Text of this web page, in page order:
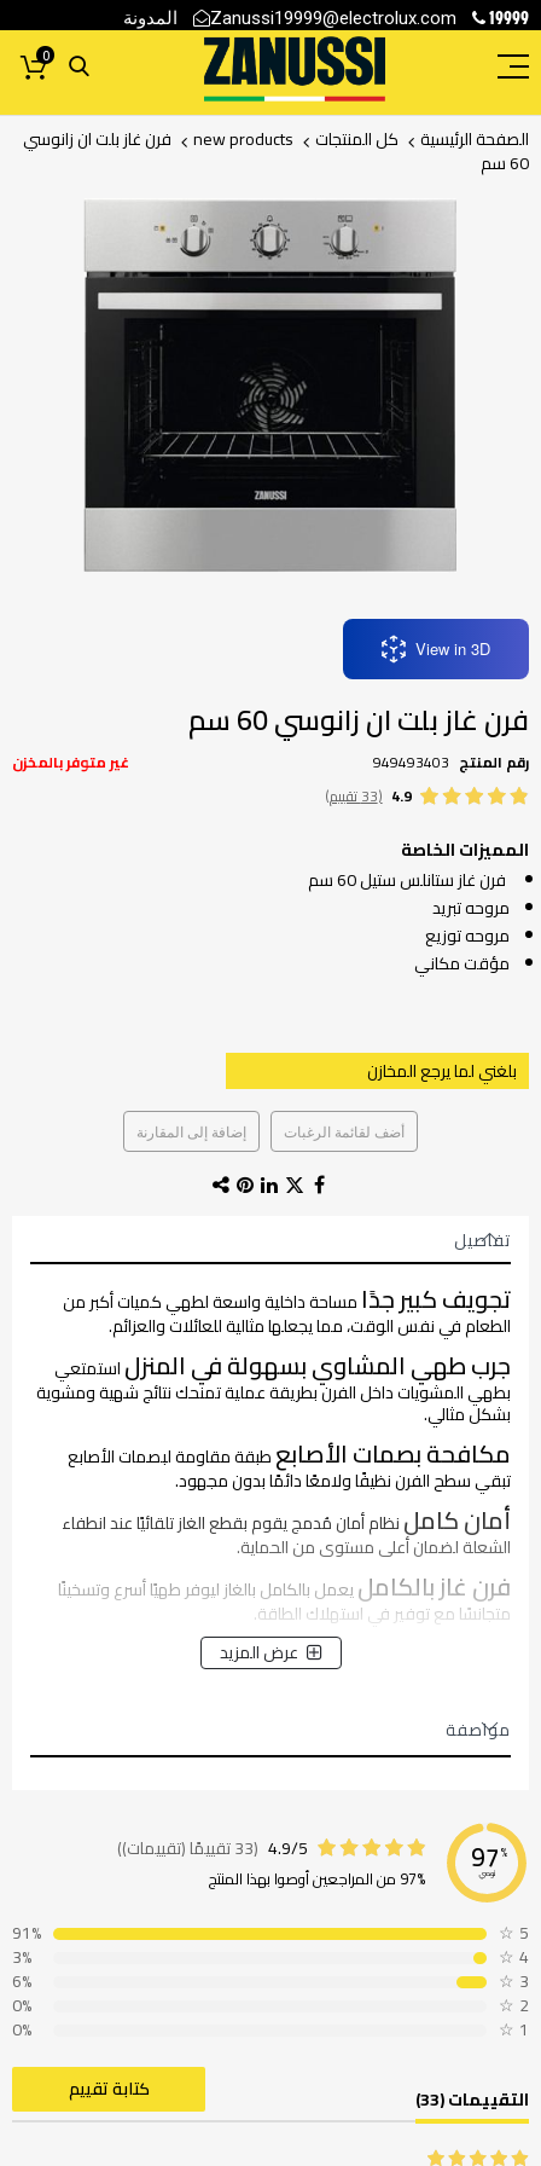
19999
Zanussi19999@electrolux.com المدونة
0
الصفحة الرئيسية كل المنتجات new products فرن غاز بلت ان زانوسي
60 سم
بداية
معرض
الصور
View in 3D
فرن غاز بلت ان زانوسي 60 سم
غير متوفر بالمخزن رقم المنتج 949493403
4.9 (33 تقييم)
المميزات الخاصة
فرن غاز ستانلس ستيل 60 سم
مروحه تبريد
مروحه توزيع
مؤقت مكاني
بلغني لما يرجع المخازن
أضف لقائمة الرغبات إضافة إلى المقارنة
تفاصيل
تجويف كبير جدًا مساحة داخلية واسعة لطهي كميات أكبر من
الطعام في نفس الوقت، مما يجعلها مثالية للعائلات والعزائم.
جرب طهي المشاوي بسهولة في المنزلاستمتعي
بطهي المشويات داخل الفرن بطريقة عملية تمنحك نتائج شهية ومشوية
بشكل مثالي.
مكافحة بصمات الأصابعطبقة مقاومة لبصمات الأصابع
تبقي سطح الفرن نظيفًا ولامعًا دائمًا بدون مجهود.
أمان كاملنظام أمان مُدمج يقوم بقطع الغاز تلقائيًا عند انطفاء
الشعلة لضمان أعلى مستوى من الحماية.
فرن غاز بالكامليعمل بالكامل بالغاز ليوفر طهيًا أسرع وتسخينًا
متجانسًا مع توفير في استهلاك الطاقة.
عرض المزيد
مواصفة
97%
نوصي
4.9/5 (33 تقييمًا (تقييمات))
97% من المراجعين أوصوا بهذا المنتج
5
☆
91%
4
☆
3%
3
☆
6%
2
☆
0%
1
☆
0%
التقييمات (33) كتابة تقييم